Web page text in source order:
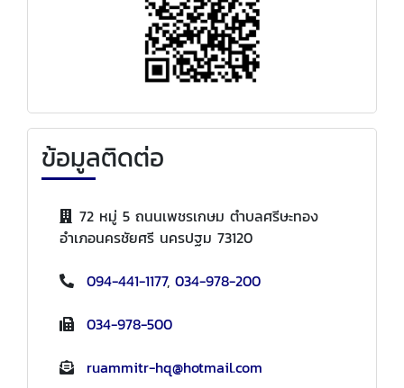
ข้อมูลติดต่อ
72 หมู่ 5 ถนนเพชรเกษม ตำบลศรีษะทอง
อำเภอนครชัยศรี นครปฐม 73120
094-441-1177, 034-978-200
034-978-500
ruammitr-hq@hotmail.com